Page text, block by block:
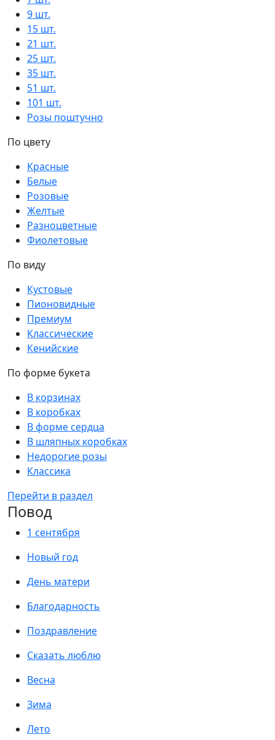
9 шт.
15 шт.
21 шт.
25 шт.
35 шт.
51 шт.
101 шт.
Розы поштучно
По цвету
Красные
Белые
Розовые
Желтые
Разноцветные
Фиолетовые
По виду
Кустовые
Пионовидные
Премиум
Классические
Кенийские
По форме букета
В корзинах
В коробках
В форме сердца
В шляпных коробках
Недорогие розы
Классика
Перейти в раздел
Повод
1 сентября
Новый год
День матери
Благодарность
Поздравление
Сказать люблю
Весна
Зима
Лето